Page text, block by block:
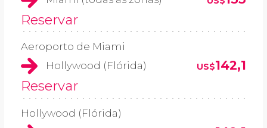
Reservar
Aeroporto de Miami
Hollywood (Flórida)
US$142,1
Reservar
Hollywood (Flórida)